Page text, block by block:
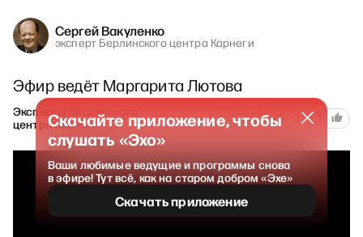
Сергей Вакуленко
эксперт Берлинского центра Карнеги
Эфир ведёт Маргарита Лютова
Эксперты берлинского
центра Карнеги
18 марта 2026 220
Скачайте приложение, чтобы
слушать «Эхо»
Ваши любимые ведущие и программы снова
в эфире! Тут всё, как на старом добром «Эхе»
Скачать приложение